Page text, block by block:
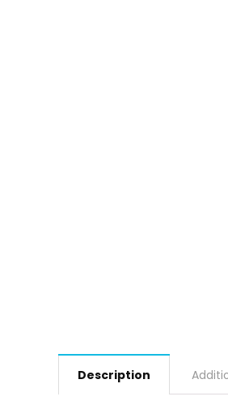
Description